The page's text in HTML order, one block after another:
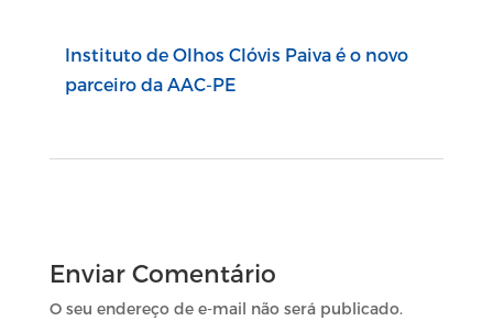
Instituto de Olhos Clóvis Paiva é o novo
parceiro da AAC-PE
Enviar Comentário
O seu endereço de e-mail não será publicado.